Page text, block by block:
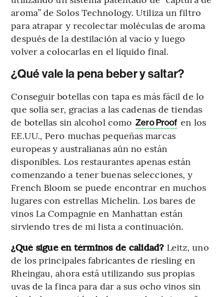
aroma” de Solos Technology. Utiliza un filtro
para atrapar y recolectar moléculas de aroma
después de la destilación al vacío y luego
volver a colocarlas en el líquido final.
¿Qué vale la pena beber y saltar?
Conseguir botellas con tapa es más fácil de lo
que solía ser, gracias a las cadenas de tiendas
de botellas sin alcohol como Zero Proof en los
EE.UU., Pero muchas pequeñas marcas
europeas y australianas aún no están
disponibles. Los restaurantes apenas están
comenzando a tener buenas selecciones, y
French Bloom se puede encontrar en muchos
lugares con estrellas Michelin. Los bares de
vinos La Compagnie en Manhattan están
sirviendo tres de mi lista a continuación.
¿Qué sigue en términos de calidad? Leitz, uno
de los principales fabricantes de riesling en
Rheingau, ahora está utilizando sus propias
uvas de la finca para dar a sus ocho vinos sin